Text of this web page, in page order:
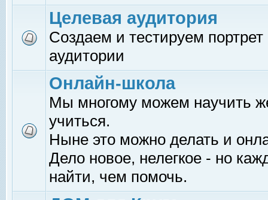
Целевая аудитория
Создаем и тестируем
аудитории
Онлайн-школа
Мы многому можем научить
учиться.
Ныне это можно делать и
Дело новое, нелегкое - но
найти, чем помочь.